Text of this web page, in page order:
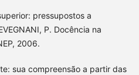
pressupostos a
P. Docência na
2006.
sua compreensão a partir das